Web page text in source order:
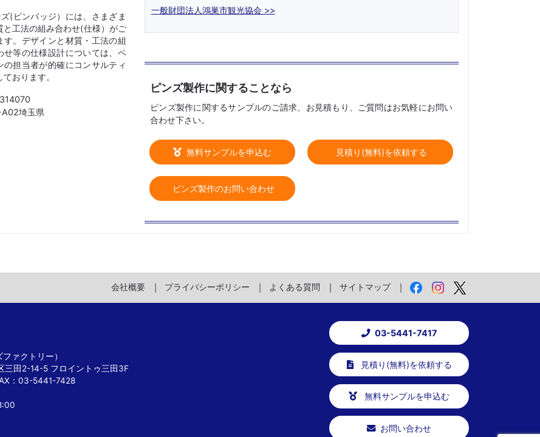
(ピンバッジ）には、さまざま
と工法の組み合わせ(仕様）がご
す。デザインと材質・工法の組
せ等の仕様設計については、ベ
の担当者が的確にコンサルティ
ております。
埼玉県
一般財団法人鴻巣市観光協会 >>
ピンズ製作に関することなら
ピンズ製作に関するサンプルのご請求、お見積もり、ご質問はお気軽にお問い
合わせ下さい。
無料サンプルを申込む 見積り(無料)を依頼する
ピンズ製作のお問い合わせ
会社概要 プライバシーポリシー よくある質問 サイトマップ
ァクトリー）
田2-14-5 フロイントゥ三田3F
：03-5441-7428
03-5441-7417
見積り(無料)を依頼する
無料サンプルを申込む
お問い合わせ